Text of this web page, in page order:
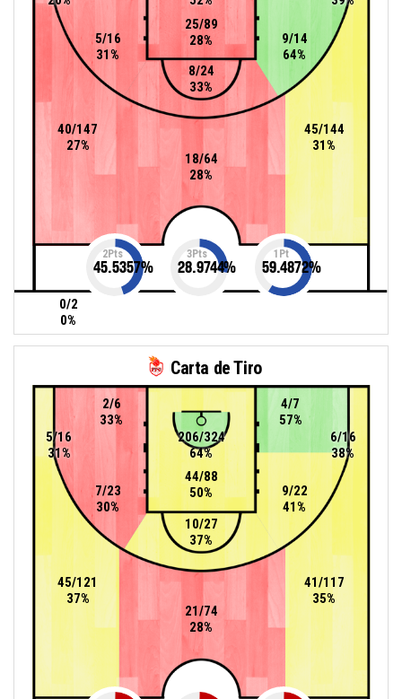
45/144
31%
40/147
27%
8/24
33%
18/64
28%
9/14
64%
5/16
31%
25/89
28%
0/2
0%
2Pts
45.5357%
3Pts
28.9744%
1Pt
59.4872%
Carta de Tiro
206/324
64%
7/23
30%
44/88
50%
41/117
35%
45/121
37%
21/74
28%
4/7
57%
9/22
41%
6/16
38%
10/27
37%
5/16
31%
2/6
33%